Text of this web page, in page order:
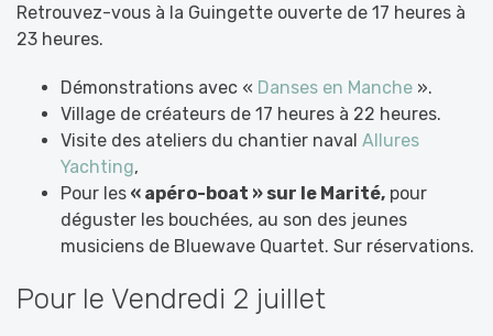
Retrouvez-vous à la Guingette ouverte de 17 heures à
23 heures.
Démonstrations avec « Danses en Manche ».
Village de créateurs de 17 heures à 22 heures.
Visite des ateliers du chantier naval Allures
Yachting,
Pour les « apéro-boat » sur le Marité, pour
déguster les bouchées, au son des jeunes
musiciens de Bluewave Quartet. Sur réservations.
Pour le Vendredi 2 juillet